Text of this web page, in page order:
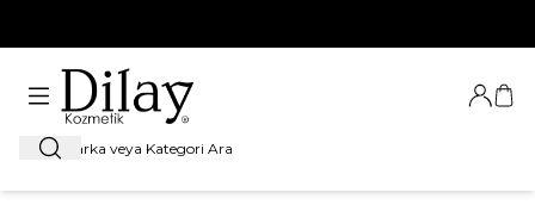
Ara
Giriş